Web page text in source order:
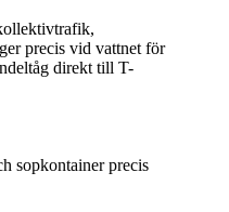
precis vid vattnet för
direkt till T-
sopkontainer precis